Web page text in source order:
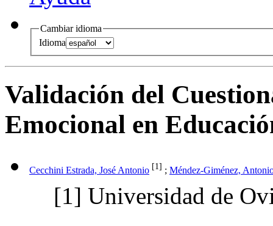
Cambiar idioma
Idioma
Validación del
Emocional en
Cecchini Estrada, José Antonio [1] ; Méndez-Giménez,
[1] Universidad de